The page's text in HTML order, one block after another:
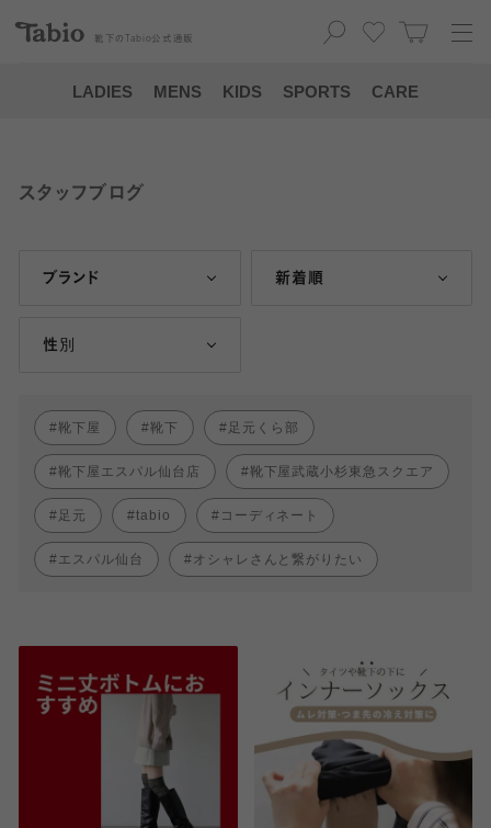
靴下の Tabio 公式通販
LADIES MENS KIDS SPORTS CARE
スタッフブログ
ブランド 新着順
性別
靴下屋 靴下 足元くら部
靴下屋エスパル仙台店 靴下屋武蔵小杉東急スクエア
足元 tabio コーディネート
エスパル仙台 オシャレさんと繋がりたい